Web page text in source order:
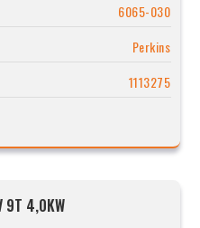
6065-030
Perkins
1113275
4,0KW